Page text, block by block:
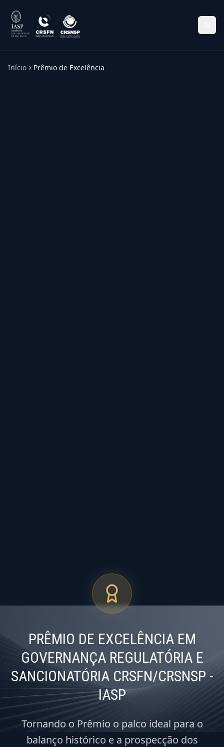
Início Prêmio de Excelência
PRÊMIO DE EXCELÊNCIA EM
GOVERNANÇA REGULATÓRIA E
SANCIONATÓRIA CRSFN/CRSNSP -
IASP
Tornando o Prêmio o palco ideal para o
balanço histórico e a prospecção dos